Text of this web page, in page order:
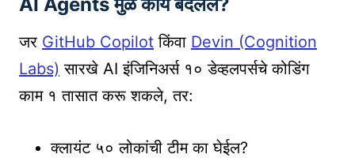
जर GitHub Copilot किंवा Devin (Cognition
Labs) सारखे AI इंजिनिअर्स १० डेव्हलपर्सचे कोडिंग
काम १ तासात करू शकले, तर:
क्लायंट ५० लोकांची टीम का घेईल?